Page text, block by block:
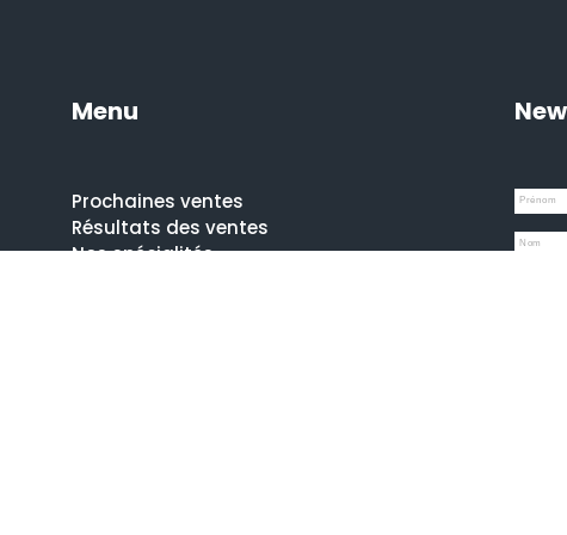
Menu
Prochaines ventes
Résultats des ventes
Nos spécialités